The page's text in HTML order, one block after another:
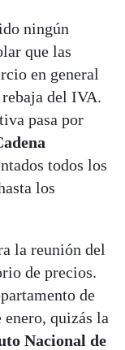
ningún
que las
en general
del IVA.
pasa por
todos los
los
la reunión del
de precios.
de
quizás la
Nacional de